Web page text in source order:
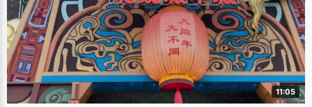
11:05